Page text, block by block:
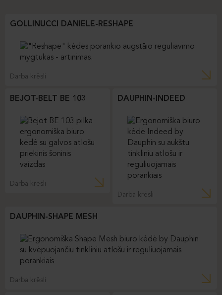
GOLLINUCCI DANIELE-RESHAPE
Darba krēsli
BEJOT-BELT BE 103
Darba krēsli
DAUPHIN-INDEED
Darba krēsli
DAUPHIN-SHAPE MESH
Darba krēsli